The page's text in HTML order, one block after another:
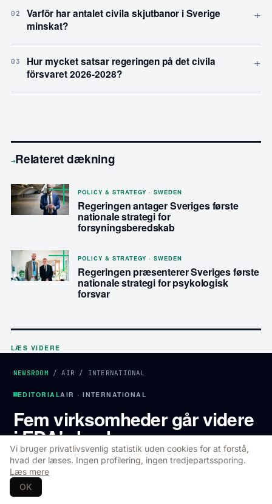
02
Varför har antalet civila skjutbanor i Sverige
minskat?
+
03
Hur mycket satsar regeringen på det civila
försvaret 2026-2028?
+
→Relateret dækning
POLICY & STRATEGY · SWEDEN
Regeringen antager Sveriges første
nationale strategi for
forsyningsberedskab
POLICY & STRATEGY · SWEDEN
Regeringen præsenterer Sveriges første
nationale strategi for psykologisk
forsvar
LÆS VIDERE
NEWSROOM / AIR / INTERNATIONAL
EDITORIALAIR · INTERNATIONAL
Fem virksomheder går videre
i EDA's konkurrence
EDA har udpeget fem finalister: Helsing,
Destinus, C-Astral, UAVision og Spirit
Aeronautical Systems i konkurrencen Sentinel
Vi bruger privatlivsvenlig statistik uden cookies for at forstå,
hvad der læses. Ingen profilering, ingen tredjepartssporing.
Læs mere
OK